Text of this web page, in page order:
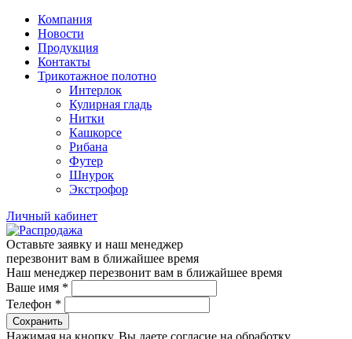
Компания
Новости
Продукция
Контакты
Трикотажное полотно
Интерлок
Кулирная гладь
Нитки
Кашкорсе
Рибана
Футер
Шнурок
Экстрофор
Личный кабинет
Оставьте заявку и наш менеджер
перезвонит вам в ближайшее время
Наш менеджер перезвонит вам в ближайшее время
Ваше имя *
Телефон *
Сохранить
Нажимая на кнопку, Вы даете согласие на обработку